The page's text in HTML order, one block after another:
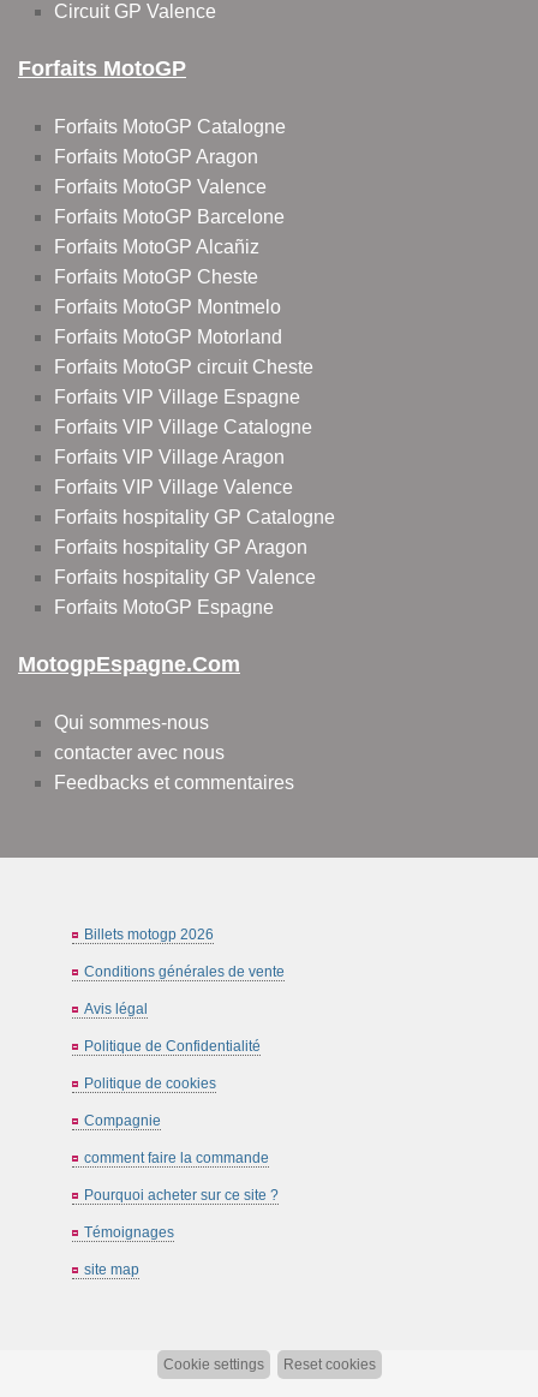
Circuit GP Valence
Forfaits MotoGP
Forfaits MotoGP Catalogne
Forfaits MotoGP Aragon
Forfaits MotoGP Valence
Forfaits MotoGP Barcelone
Forfaits MotoGP Alcañiz
Forfaits MotoGP Cheste
Forfaits MotoGP Montmelo
Forfaits MotoGP Motorland
Forfaits MotoGP circuit Cheste
Forfaits VIP Village Espagne
Forfaits VIP Village Catalogne
Forfaits VIP Village Aragon
Forfaits VIP Village Valence
Forfaits hospitality GP Catalogne
Forfaits hospitality GP Aragon
Forfaits hospitality GP Valence
Forfaits MotoGP Espagne
MotogpEspagne.com
Qui sommes-nous
contacter avec nous
Feedbacks et commentaires
Billets motogp 2026
Conditions générales de vente
Avis légal
Politique de Confidentialité
Politique de cookies
Compagnie
comment faire la commande
Pourquoi acheter sur ce site ?
Témoignages
site map
Cookie settings Reset cookies